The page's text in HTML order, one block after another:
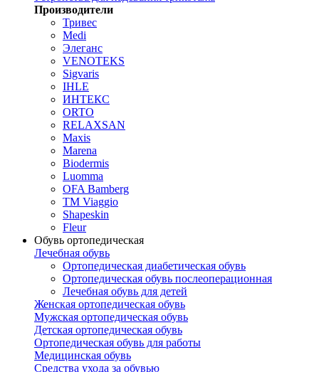
Производители
Тривес
Medi
Элеганс
VENOTEKS
Sigvaris
IHLE
ИНТЕКС
ORTO
RELAXSAN
Maxis
Marena
Biodermis
Luomma
OFA Bamberg
TM Viaggio
Shapeskin
Fleur
Обувь ортопедическая
Лечебная обувь
Ортопедическая диабетическая обувь
Ортопедическая обувь послеоперационная
Лечебная обувь для детей
Женская ортопедическая обувь
Мужская ортопедическая обувь
Детская ортопедическая обувь
Ортопедическая обувь для работы
Медицинская обувь
Средства ухода за обувью